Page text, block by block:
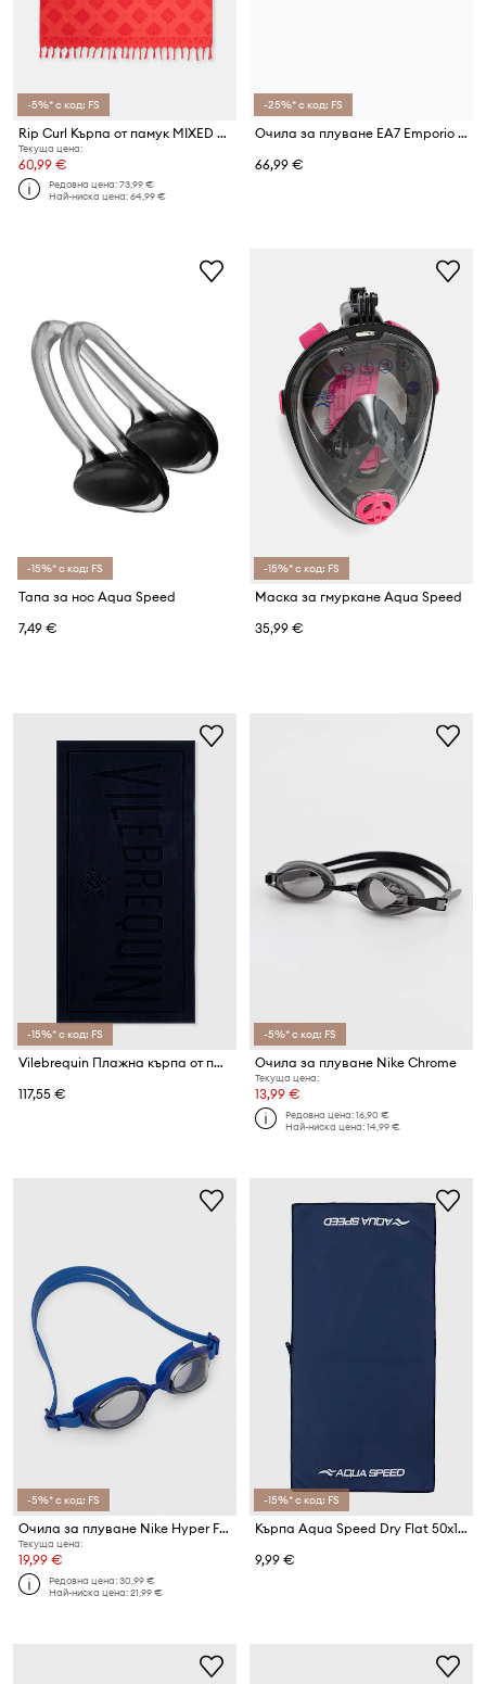
-5%* с код: FS
Rip Curl Кърпа от памук MIXED JACQUARD
Текуща цена:
60,99 €
Редовна цена:73,99 €
Най-ниска цена:64,99 €
-25%* с код: FS
Очила за плуване EA7 Emporio Armani
66,99 €
-15%* с код: FS
Тапа за нос Aqua Speed
7,49 €
-15%* с код: FS
Маска за гмуркане Aqua Speed
35,99 €
-15%* с код: FS
Vilebrequin Плажна кърпа от памук SAND
117,55 €
-5%* с код: FS
Очила за плуване Nike Chrome
Текуща цена:
13,99 €
Редовна цена:16,90 €
Най-ниска цена:14,99 €
-5%* с код: FS
Очила за плуване Nike Hyper Flow
Текуща цена:
19,99 €
Редовна цена:30,99 €
Най-ниска цена:21,99 €
-15%* с код: FS
Кърпа Aqua Speed Dry Flat 50x100
9,99 €